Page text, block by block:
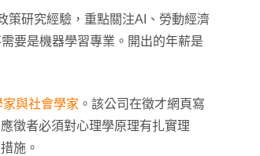
策研究經驗，重點關注AI、勞動經濟
要是機器學習專業。開出的年薪是
與社會學家 。該公司在徵才網頁寫
徵者必須對心理學原理有扎實理
施。